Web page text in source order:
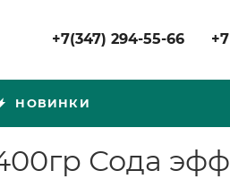
+7(347) 294-55-66
НОВИНКИ
Сода